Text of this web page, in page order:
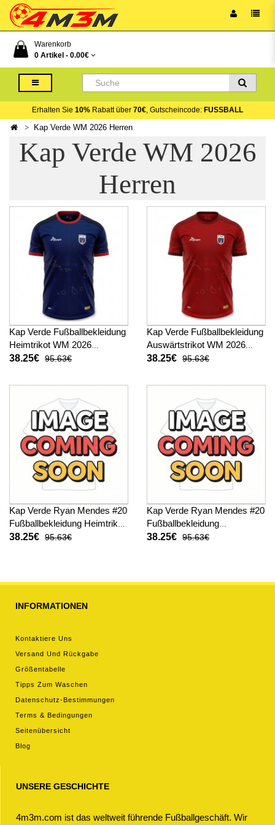
Warenkorb
0 Artikel - 0.00€
Erhalten Sie 10% Rabatt über 70€, Gutscheincode: FUSSBALL
Kap Verde WM 2026 Herren
Kap Verde WM 2026
Herren
Kap Verde Fußballbekleidung
Heimtrikot WM 2026
Kurzarm
38.25€ 95.63€
Kap Verde Fußballbekleidung
Auswärtstrikot WM 2026
Kurzarm
38.25€ 95.63€
Kap Verde Ryan Mendes #20
Fußballbekleidung Heimtrikot
WM 2026 Kurzarm
38.25€ 95.63€
Kap Verde Ryan Mendes #20
Fußballbekleidung
Auswärtstrikot WM 2026
38.25€ 95.63€
INFORMATIONEN
Kontaktiere Uns
Versand Und Rückgabe
Größentabelle
Tipps Zum Waschen
Datenschutz-Bestimmungen
Terms & Bedingungen
Seitenübersicht
Blog
UNSERE GESCHICHTE
4m3m.com ist das weltweit führende Fußballgeschäft. Wir